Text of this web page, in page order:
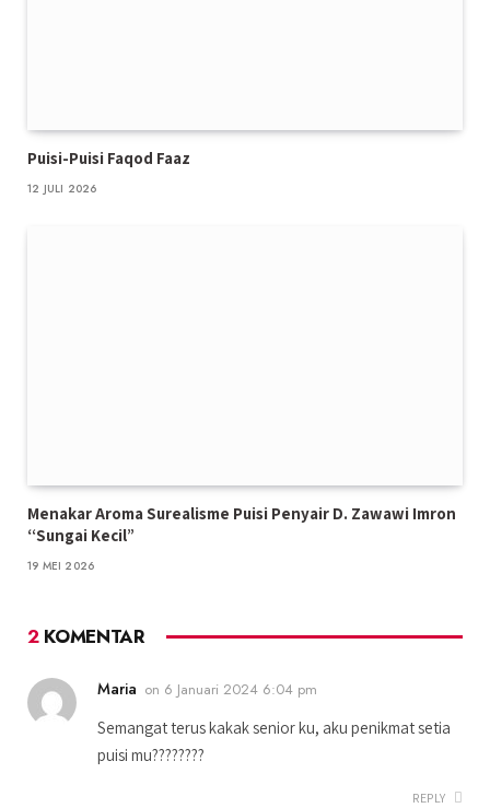
Puisi-Puisi Faqod Faaz
12 JULI 2026
Menakar Aroma Surealisme Puisi Penyair D. Zawawi Imron
“Sungai Kecil”
19 MEI 2026
2KOMENTAR
Maria on 6 Januari 2024 6:04 pm
Semangat terus kakak senior ku, aku penikmat setia
puisi mu????????
REPLY